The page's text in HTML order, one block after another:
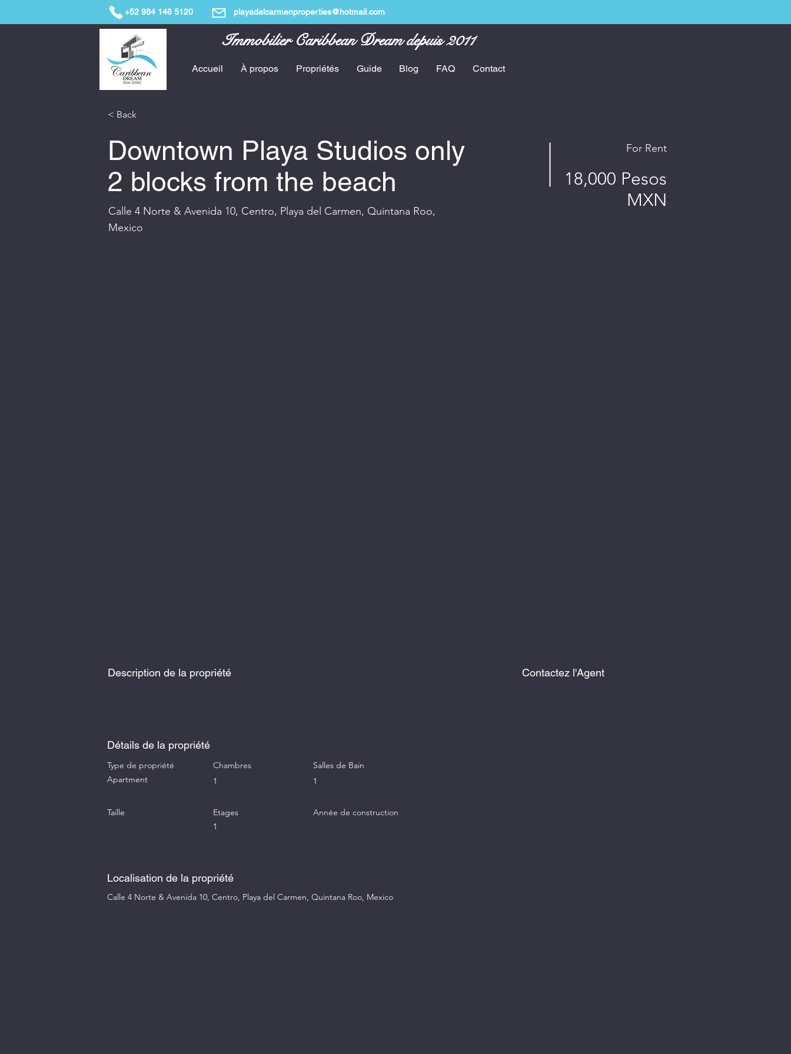
+52 984 146 5120 playadelcarmenproperties@hotmail.com
Immobilier Caribbean Dream depuis 2011
Accueil À propos Propriétés Guide Blog FAQ Contact
< Back
Downtown Playa Studios only
2 blocks from the beach
Calle 4 Norte & Avenida 10, Centro, Playa del Carmen, Quintana Roo,
Mexico
For Rent
18,000 Pesos
MXN
Description de la propriété Contactez l'Agent
Détails de la propriété
Type de propriété
Apartment
Chambres
1
Salles de Bain
1
Taille
Etages
1
Année de construction
Localisation de la propriété
Calle 4 Norte & Avenida 10, Centro, Playa del Carmen, Quintana Roo, Mexico